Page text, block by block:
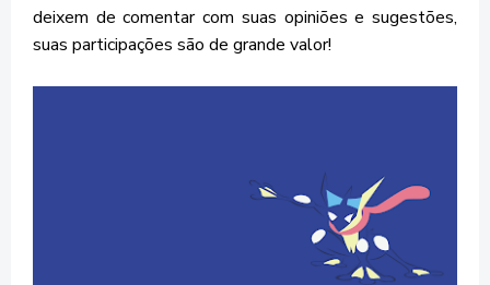
deixem de comentar com suas opiniões e sugestões,
suas participações são de grande valor!